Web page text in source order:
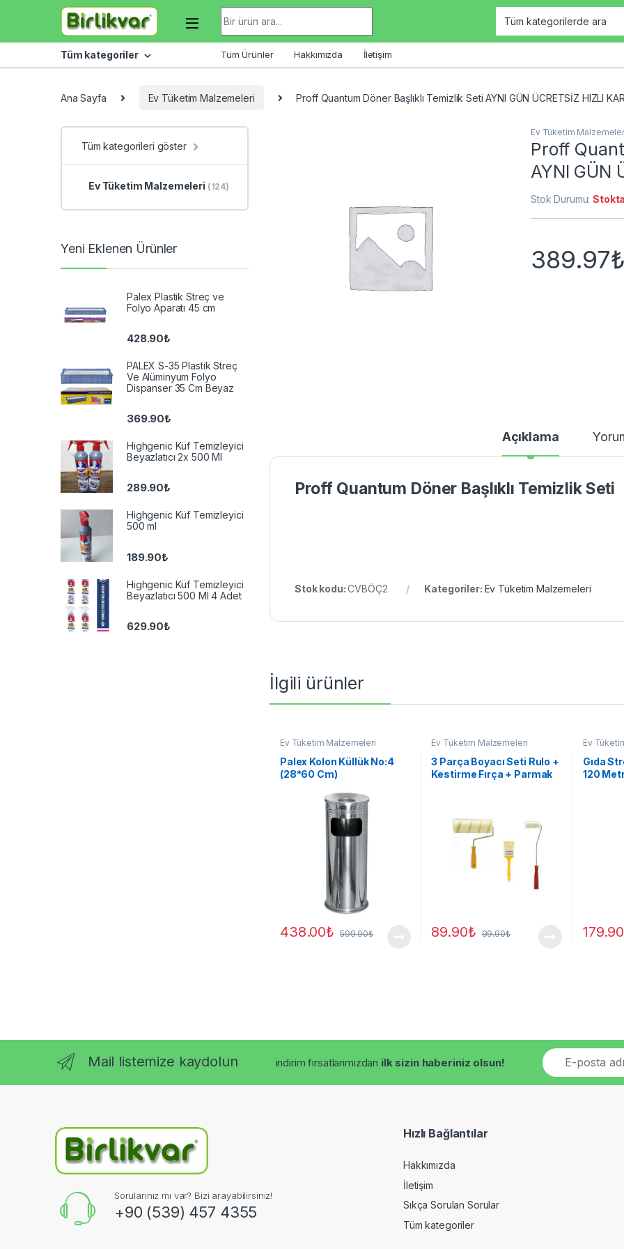
Skip to navigation
Skip to content
Tüm kategoriler Tüm Ürünler Hakkımızda İletişim
Ana Sayfa Ev Tüketim Malzemeleri Proff Quantum Döner Başlıklı Temizlik Seti AYNI GÜN ÜCRETSİZ HIZLI
Ev Tüketim
Proff
AYNI GÜN
Stok Durumu:
389.97
Açıklama
Proff Quantum Döner Başlıklı Temizlik Seti
Stok kodu:CVBÖÇ2 Kategoriler: Ev Tüketim Malzemeleri
İlgili ürünler
Ev Tüketim Malzemeleri
Palex Kolon Küllük No:4
(28*60 Cm)
438.00₺ 599.90₺
Ev Tüketim Malzemeleri
3 Parça Boyacı Seti Rulo +
Kestirme Fırça + Parmak
89.90₺ 99.90₺
Ev
Gıda
120
179.90
Tüm kategorileri göster
Ev Tüketim Malzemeleri (124)
Yeni Eklenen Ürünler
Palex Plastik Streç ve
Folyo Aparatı 45 cm
428.90₺
PALEX S-35 Plastik Streç
Ve Alüminyum Folyo
Dispanser 35 Cm Beyaz
369.90₺
Highgenic Küf Temizleyici
Beyazlatıcı 2x 500 Ml
289.90₺
Highgenic Küf Temizleyici
500 ml
189.90₺
Highgenic Küf Temizleyici
Beyazlatıcı 500 Ml 4 Adet
629.90₺
Mail listemize kaydolun indirim fırsatlarımızdan ilk sizin haberiniz olsun!
E
m
a
Sorularınız mı var? Bizi arayabilirsiniz!
+90 (539) 457 4355
Hızlı Bağlantılar
Hakkımızda
İletişim
Sıkça Sorulan Sorular
Tüm kategoriler